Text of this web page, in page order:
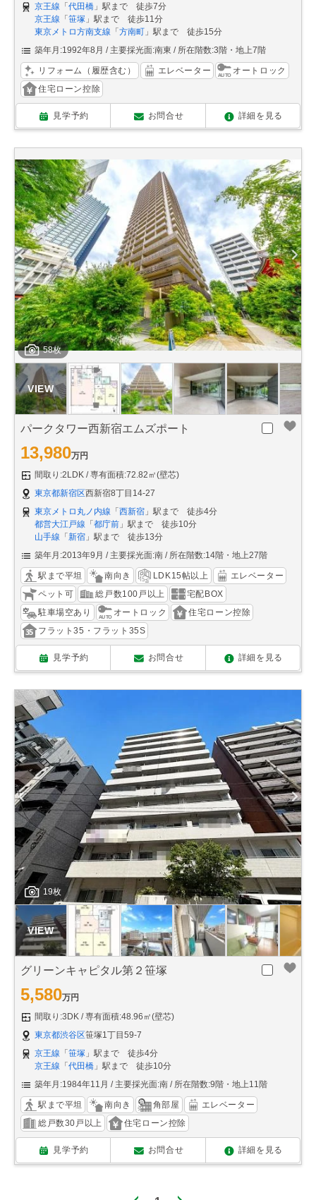
京王線 「代田橋 」駅まで 徒歩7分
京王線 「笹塚 」駅まで 徒歩11分
東京メトロ方南支線 「方南町 」駅まで 徒歩15分
築年月:1992年8月
主要採光面:南東 所在階数:3階・地上7階
リフォーム（履歴含む） エレベーター
オートロック
住宅ローン控除
見学予約 お問合せ 詳細を見る
58枚
パークタワー西新宿エムズポート
13,980万円
間取り:2LDK
専有面積:72.82㎡(壁芯)
東京都新宿区西新宿8丁目14-27
東京メトロ丸ノ内線 「 西新宿 」駅まで 徒歩4分
都営大江戸線 「 都庁前 」駅まで 徒歩10分
山手線 「 新宿 」駅まで 徒歩13分
築年月:2013年9月
主要採光面:南 所在階数:14階・地上27階
駅まで平坦 南向き LDK15帖以上
エレベーター
ペット可
総戸数100戸以上
宅配BOX
駐車場空あり
オートロック
住宅ローン控除
フラット35・フラット35S
見学予約 お問合せ 詳細を見る
19枚
グリーンキャピタル第２笹塚
5,580万円
間取り:3DK
専有面積:48.96㎡(壁芯)
東京都渋谷区笹塚1丁目59-7
京王線 「 笹塚 」駅まで 徒歩4分
京王線 「 代田橋 」駅まで 徒歩10分
築年月:1984年11月
主要採光面:南 所在階数:9階・地上11階
駅まで平坦 南向き 角部屋
エレベーター
総戸数30戸以上
住宅ローン控除
見学予約 お問合せ 詳細を見る